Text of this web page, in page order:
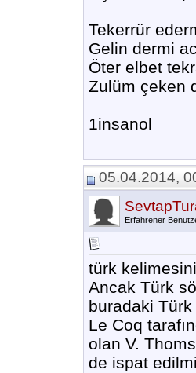
Tekerrür
Gelin dermi
Öter elbet
Zulüm çeken
1insanol
05.04.2014,
Erfahrener
türk
Ancak Türk
buradaki Türk
Le Coq
olan V.
de ispat